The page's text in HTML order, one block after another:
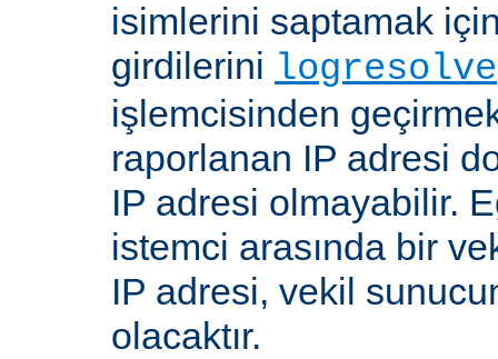
isimlerini saptamak
girdilerini logresolve
işlemcisinden
raporlanan IP adresi
IP adresi olmayabilir.
istemci arasında bir
IP adresi, vekil
olacaktır.